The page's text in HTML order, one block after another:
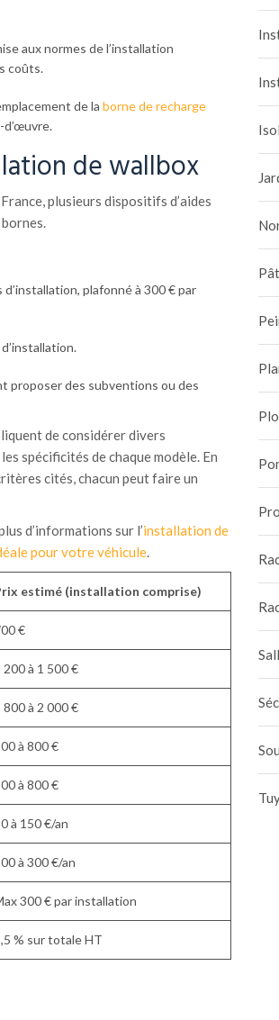
aux normes de l’installation
coûts.
de la borne de recharge
de wallbox
plusieurs dispositifs d’aides
plafonné à 300 € par
proposer des subventions ou des
de considérer divers
spécificités de chaque modèle. En
cités, chacun peut faire un
d’informations sur l’installation de
pour votre véhicule.
estimé (installation comprise)
€
200 à 1 500 €
800 à 2 000 €
à 800 €
à 800 €
à 150 €/an
à 300 €/an
300 € par installation
% sur totale HT